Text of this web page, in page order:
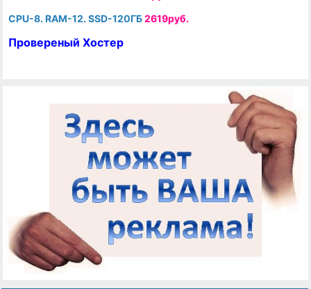
CPU-8. RAM-12. SSD-120ГБ2619руб.
Провереный Хостер